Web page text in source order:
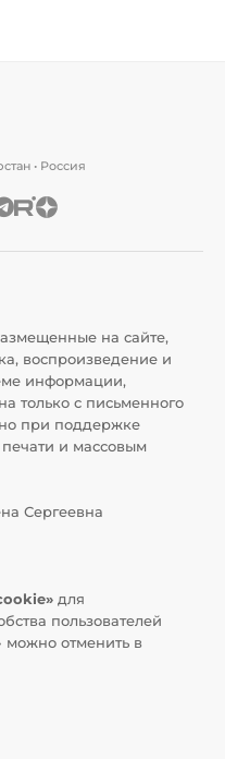
• Россия
на сайте,
воспроизведение и
информации,
только с письменного
при поддержке
печати и массовым
Сергеевна
для
пользователей
можно отменить в